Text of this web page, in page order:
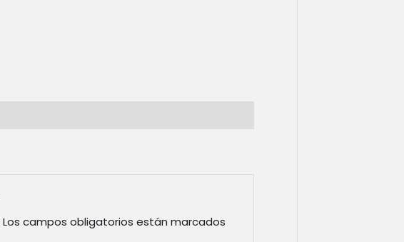
Los campos obligatorios están marcados